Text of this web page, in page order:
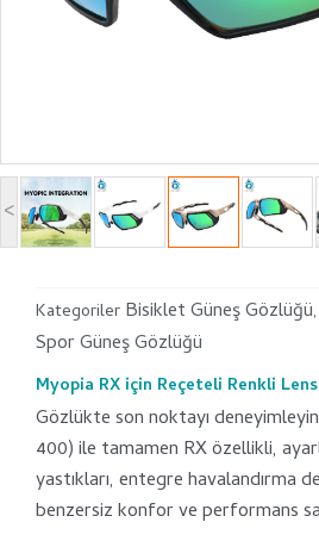
<
Kategoriler Bisiklet Güneş Gözlüğü,
Spor Güneş Gözlüğü
Myopia RX için Reçeteli Renkli
Gözlükte son noktayı
400) ile tamamen RX özellikli,
yastıkları, entegre havalandırma
benzersiz konfor ve performans